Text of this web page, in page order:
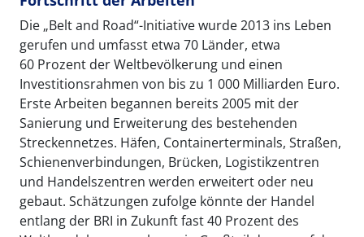
Die „Belt and Road“-Initiative wurde 2013 ins Leben
gerufen und umfasst etwa 70 Länder, etwa
60 Prozent der Weltbevölkerung und einen
Investitionsrahmen von bis zu 1 000 Milliarden Euro.
Erste Arbeiten begannen bereits 2005 mit der
Sanierung und Erweiterung des bestehenden
Streckennetzes. Häfen, Containerterminals, Straßen,
Schienenverbindungen, Brücken, Logistikzentren
und Handelszentren werden erweitert oder neu
gebaut. Schätzungen zufolge könnte der Handel
entlang der BRI in Zukunft fast 40 Prozent des